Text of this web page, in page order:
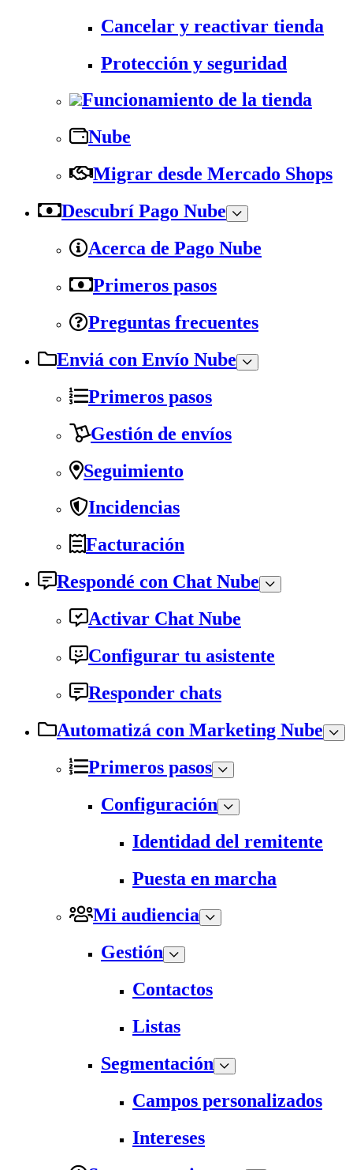
Cancelar y reactivar tienda
Protección y seguridad
Funcionamiento de la tienda
Nube
Migrar desde Mercado Shops
Descubrí Pago Nube
Acerca de Pago Nube
Primeros pasos
Preguntas frecuentes
Enviá con Envío Nube
Primeros pasos
Gestión de envíos
Seguimiento
Incidencias
Facturación
Respondé con Chat Nube
Activar Chat Nube
Configurar tu asistente
Responder chats
Automatizá con Marketing Nube
Primeros pasos
Configuración
Identidad del remitente
Puesta en marcha
Mi audiencia
Gestión
Contactos
Listas
Segmentación
Campos personalizados
Intereses